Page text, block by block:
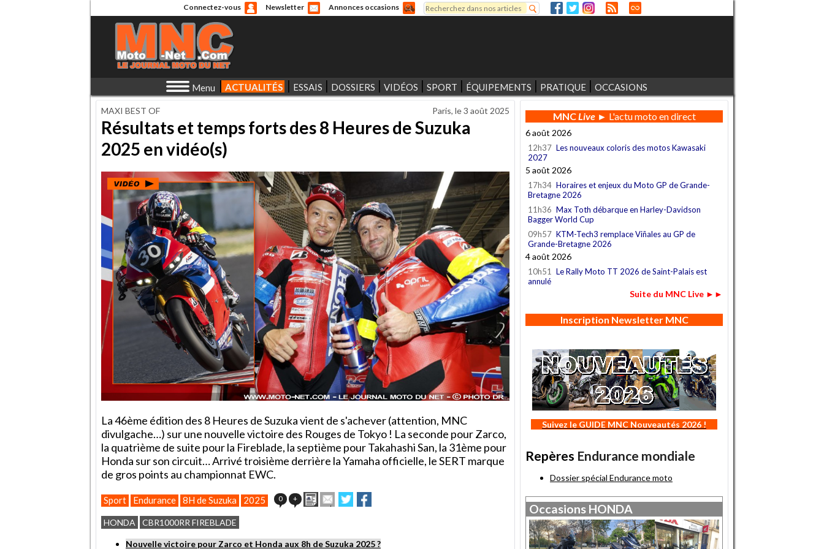
Connectez-vous Newsletter Annonces occasions
Formulaire de recherche
Rechercher
Menu ACTUALITÉS ESSAIS DOSSIERS VIDÉOS SPORT ÉQUIPEMENTS PRATIQUE OCCASIONS
MAXI BEST OF Paris, le3 août 2025
Résultats et temps forts des 8 Heures de Suzuka
2025 en vidéo(s)
La 46ème édition des 8 Heures de Suzuka vient de s'achever (attention, MNC
divulgache…) sur une nouvelle victoire des Rouges de Tokyo ! La seconde pour Zarco,
la quatrième de suite pour la Fireblade, la septième pour Takahashi San, la 31ème pour
Honda sur son circuit… Arrivé troisième derrière la Yamaha officielle, le SERT marque
de gros points au championnat EWC.
Sport Endurance 8H de Suzuka 2025 0 + ImprimerEnvoyer
cet
un
Partager
sur
sur
HONDA CBR1000RR FIREBLADE
Nouvelle victoire pour Zarco et Honda aux 8h de Suzuka 2025 ?
MNCLive► L'actu moto en direct
6 août 2026
12h37 Les nouveaux coloris des motos Kawasaki
2027
5 août 2026
17h34 Horaires et enjeux du Moto GP de Grande-
Bretagne 2026
11h36 Max Toth débarque en Harley-Davidson
Bagger World Cup
09h57 KTM-Tech3 remplace Viñales au GP de
Grande-Bretagne 2026
4 août 2026
10h51
Le Rally Moto TT 2026 de Saint-Palais est
annulé
Suite du MNC Live ►►
Inscription Newsletter MNC
Suivez le GUIDE MNC Nouveautés 2026 !
Repères Endurance mondiale
Dossier spécial Endurance moto
Occasions HONDA